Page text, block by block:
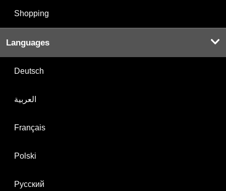
Shopping
Languages
Deutsch
العربية
Français
Polski
Русский